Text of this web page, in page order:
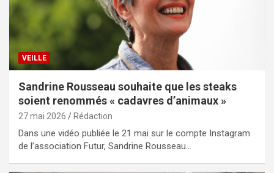
VEILLE
Sandrine Rousseau souhaite que les steaks
soient renommés « cadavres d’animaux »
27 mai 2026 Rédaction
Dans une vidéo publiée le 21 mai sur le compte Instagram
de l’association Futur, Sandrine Rousseau…